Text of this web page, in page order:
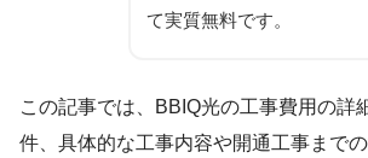
て実質無料です。
この記事では、BBIQ光の工事費用の詳
件、具体的な工事内容や開通工事まで